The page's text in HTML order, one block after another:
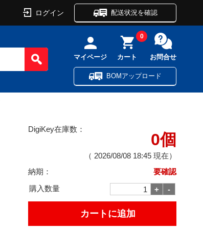
ログイン 配送状況を確認
マイページ カート
0
お問合せ
BOMアップロード
DigiKey在庫数：
0個
（ 2026/08/08 18:45 現在）
納期：
要確認
購入数量